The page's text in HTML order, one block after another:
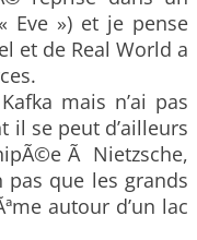
Eve ») et je pense
et de Real World a
mais n’ai pas
il se peut d’ailleurs
Ã Nietzsche,
pas que les grands
autour d’un lac